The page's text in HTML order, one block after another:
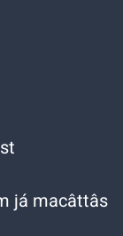
já macâttâs